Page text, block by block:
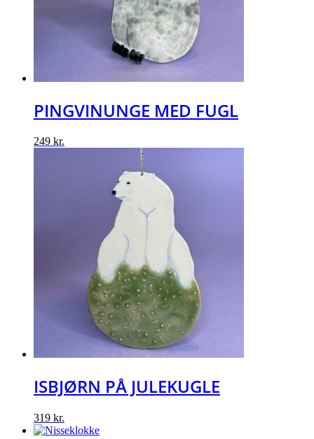
PINGVINUNGE MED FUGL
249 kr.
ISBJØRN PÅ JULEKUGLE
319 kr.